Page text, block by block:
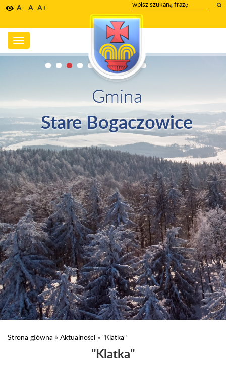
A- A A+
wpisz
szukany
tekst
Toggle
navigation
Gmina
Stare Bogaczowice
Strona główna » Aktualności » "Klatka"
"Klatka"